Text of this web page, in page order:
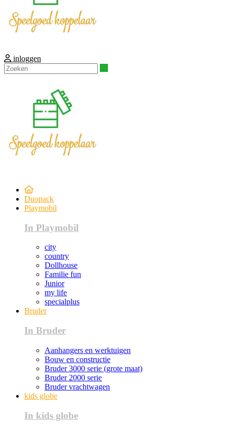
inloggen
Duopack
Playmobil
In Playmobil
city
country
Dollhouse
Familie fun
Junior
my life
specialplus
Bruder
In Bruder
Aanhangers en werktuigen
Bouw en constructie
Bruder 3000 serie (grote maat)
Bruder 2000 serie
Bruder vrachtwagen
kids globe
In kids globe